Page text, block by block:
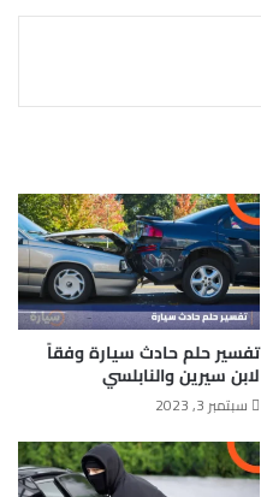
تفسير حلم حادث سيارة وفقاً
لابن سيرين والنابلسي
سبتمبر 3, 2023